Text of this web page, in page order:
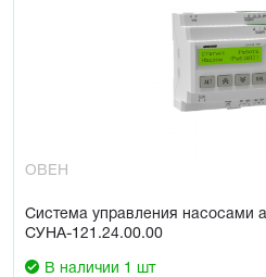
ОВЕН
Система управления насосами
СУНА-121.24.00.00
В наличии 1 шт